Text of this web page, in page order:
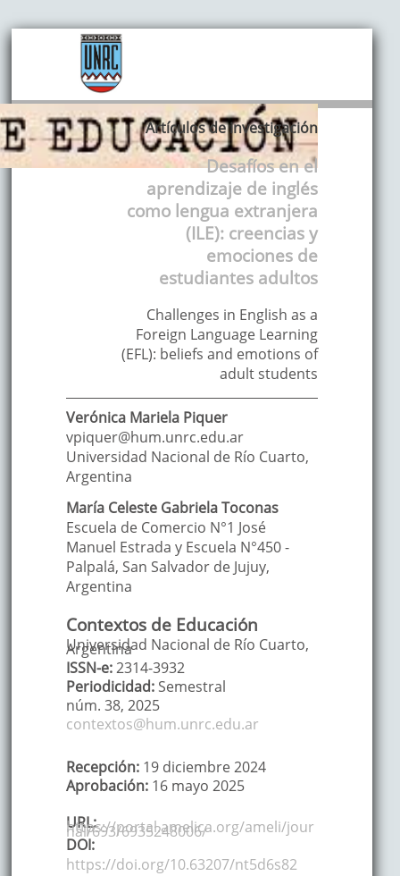
Artículos de investigación
Desafíos en el
aprendizaje de inglés
como lengua extranjera
(ILE): creencias y
emociones de
estudiantes adultos
Challenges in English as a
Foreign Language Learning
(EFL): beliefs and emotions of
adult students
Verónica Mariela Piquer
vpiquer@hum.unrc.edu.ar
Universidad Nacional de Río Cuarto,
Argentina
María Celeste GabrielaToconas
Escuela de Comercio N°1 José
Manuel Estrada y Escuela N°450 -
Palpalá, San Salvador de Jujuy,
Argentina
Contextos de Educación
Universidad Nacional de Río Cuarto,
Argentina
ISSN-e:2314-3932
Periodicidad: Semestral
núm. 38, 2025
contextos@hum.unrc.edu.ar
Recepción: 19 diciembre 2024
Aprobación: 16 mayo 2025
URL:
https://portal.amelica.org/ameli/jour
nal/693/6935248006/
DOI:
https://doi.org/10.63207/nt5d6s82